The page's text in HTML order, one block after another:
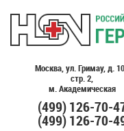
Москва, ул. Гримау, д.
стр. 2,
м. Академическая
(499)126-70-
(499)126-70-